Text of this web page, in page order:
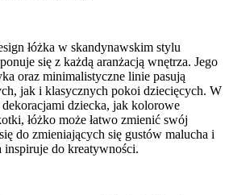
łóżka w skandynawskim stylu
się z każdą aranżacją wnętrza. Jego
oraz minimalistyczne linie pasują
jak i klasycznych pokoi dziecięcych. W
dziecka, jak kolorowe
łóżko może łatwo zmienić swój
do zmieniających się gustów malucha i
inspiruje do kreatywności.